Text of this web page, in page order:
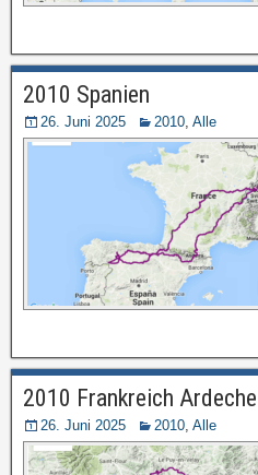
2010 Spanien
26. Juni 2025 2010, Alle
2010 Frankreich Ardeche
26. Juni 2025 2010, Alle